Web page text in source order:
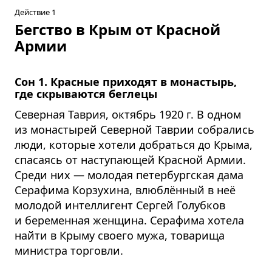
Действие 1
Бегство в Крым от Красной
Армии
Сон 1. Красные приходят в монастырь,
где скрываются беглецы
Северная Таврия, октябрь 1920 г. В одном
из монастырей Северной Таврии собрались
люди, которые хотели добраться до Крыма,
спасаясь от наступающей Красной Армии.
Среди них — молодая петербургская дама
Серафима Корзухина, влюблённый в неё
молодой интеллигент Сергей Голубков
и беременная женщина. Серафима хотела
найти в Крыму своего мужа, товарища
министра торговли.